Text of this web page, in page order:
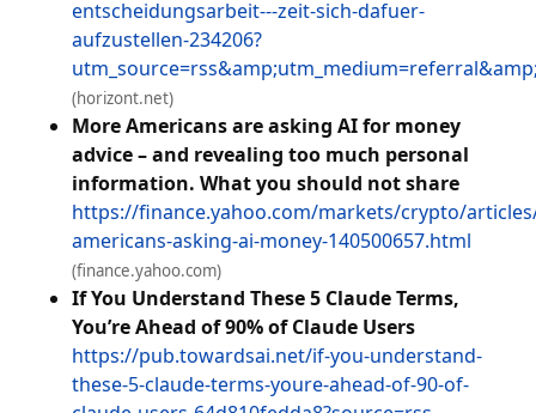
entscheidungsarbeit---zeit-sich-dafuer-
aufzustellen-234206?
(horizont.net)
More Americans are asking AI for money
advice – and revealing too much personal
information. What you should not share
https://finance.yahoo.com/markets/crypto/
americans-asking-ai-money-140500657.html
(finance.yahoo.com)
If You Understand These 5 Claude Terms,
You’re Ahead of 90% of Claude Users
https://pub.towardsai.net/if-you-understand-
these-5-claude-terms-youre-ahead-of-90-of-